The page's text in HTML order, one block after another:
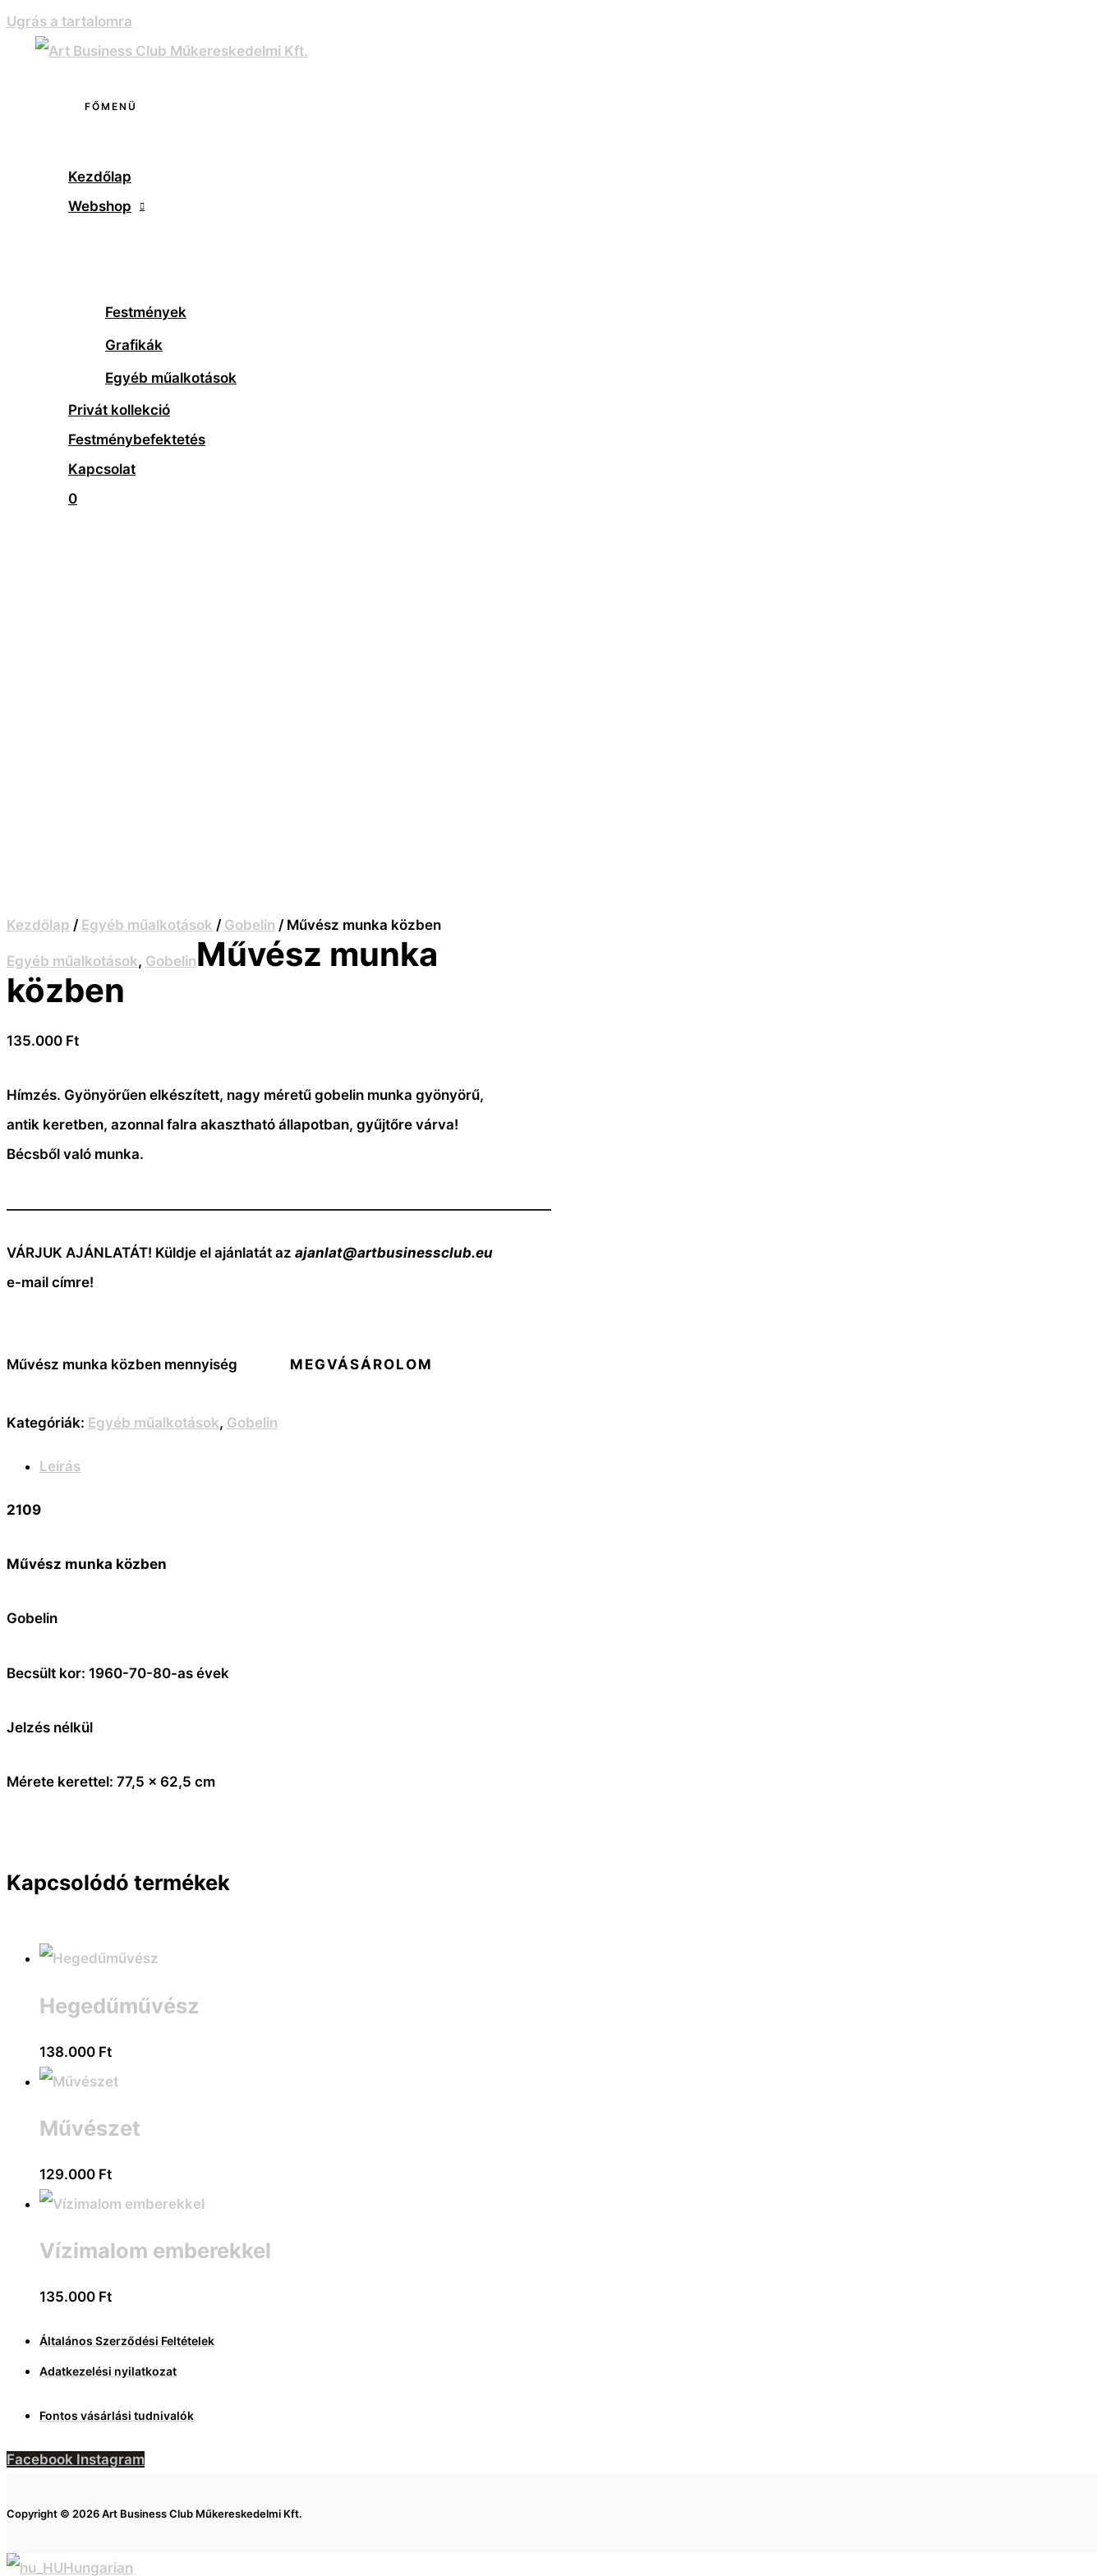
Ugrás a tartalomra
FŐMENÜ
Kezdőlap
Webshop
Festmények
Grafikák
Egyéb műalkotások
Privát kollekció
Festménybefektetés
Kapcsolat
0
Kezdőlap / Egyéb műalkotások / Gobelin / Művész munka közben
Egyéb műalkotások, GobelinMűvész munka
közben
135.000 Ft
Hímzés. Gyönyörűen elkészített, nagy méretű gobelin munka gyönyörű,
antik keretben, azonnal falra akasztható állapotban, gyűjtőre várva!
Bécsből való munka.
———————————————————————————————————————
VÁRJUK AJÁNLATÁT! Küldje el ajánlatát az ajanlat@artbusinessclub.eu
e-mail címre!
Művész munka közben mennyiség MEGVÁSÁROLOM
Kategóriák: Egyéb műalkotások, Gobelin
Leírás
2109
Művész munka közben
Gobelin
Becsült kor: 1960-70-80-as évek
Jelzés nélkül
Mérete kerettel: 77,5 x 62,5 cm
Kapcsolódó termékek
Hegedűművész
138.000 Ft
Művészet
129.000 Ft
Vízimalom emberekkel
135.000 Ft
Általános Szerződési Feltételek
Adatkezelési nyilatkozat
Fontos vásárlási tudnivalók
Facebook Instagram
Copyright © 2026 Art Business Club Műkereskedelmi Kft.
Hungarian